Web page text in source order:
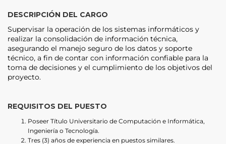
DESCRIPCIÓN DEL CARGO
Supervisar la operación de los sistemas informáticos y
realizar la consolidación de información técnica,
asegurando el manejo seguro de los datos y soporte
técnico, a fin de contar con información confiable para la
toma de decisiones y el cumplimiento de los objetivos del
proyecto.
REQUISITOS DEL PUESTO
Poseer Título Universitario de Computación e Informática,
Ingeniería o Tecnología.
Tres (3) años de experiencia en puestos similares.